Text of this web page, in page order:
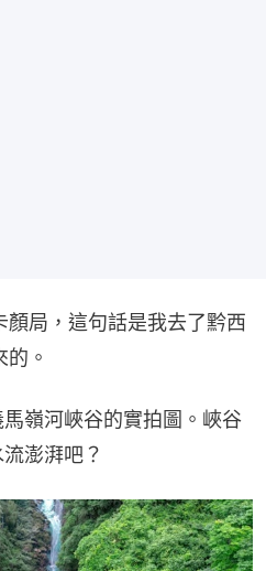
局，這句話是我去了黔西
。
嶺河峽谷的實拍圖。峽谷
澎湃吧？